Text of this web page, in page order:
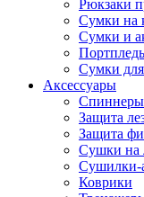
Рюкзаки
Сумки на
Сумки и
Сумки для
Аксессуары
Спиннеры
Защита
Защита
Сушки на
Сушилки-
Коврики